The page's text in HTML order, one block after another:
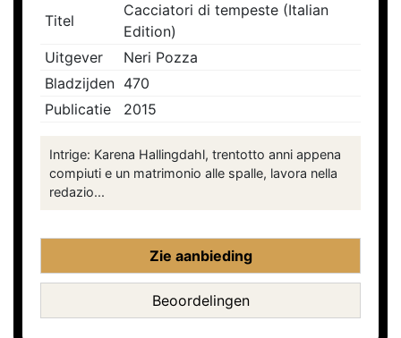
Titel
Cacciatori di tempeste (Italian
Edition)
Uitgever
Neri Pozza
Bladzijden 470
Publicatie
2015
Intrige: Karena Hallingdahl, trentotto anni appena
compiuti e un matrimonio alle spalle, lavora nella
redazio...
Zie aanbieding
Beoordelingen